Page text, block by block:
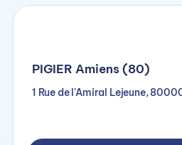
PIGIER Amiens (80)
1 Rue de l'Amiral Lejeune,